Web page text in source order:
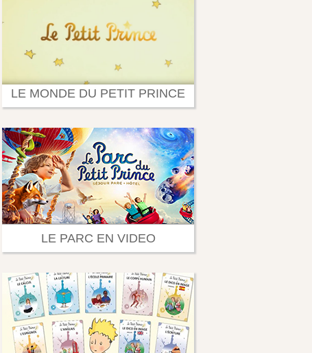
LE MONDE DU PETIT PRINCE
LE PARC EN VIDEO